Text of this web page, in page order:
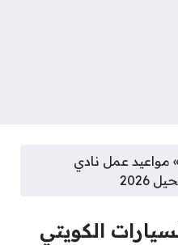
» مواعيد عمل نادي
الكويتي